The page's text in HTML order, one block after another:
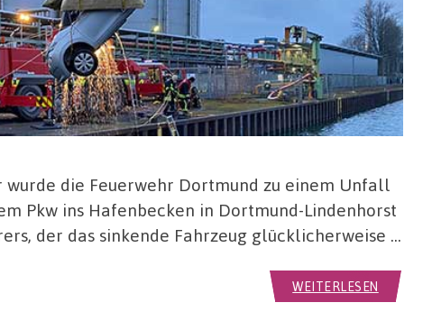
die Feuerwehr Dortmund zu einem Unfall
Pkw ins Hafenbecken in Dortmund-Lindenhorst
der das sinkende Fahrzeug glücklicherweise …
WEITERLESEN